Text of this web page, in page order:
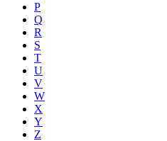
P
Q
R
S
T
U
V
W
X
Y
Z